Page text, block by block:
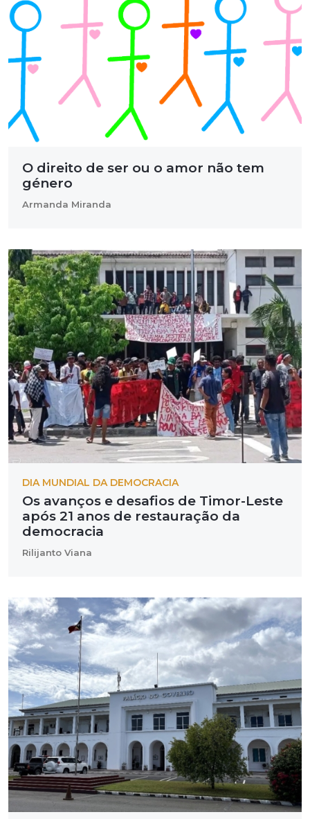
O direito de ser ou o amor não tem
género
Armanda Miranda
DIA MUNDIAL DA DEMOCRACIA
Os avanços e desafios de Timor-Leste
após 21 anos de restauração da
democracia
Rilijanto Viana